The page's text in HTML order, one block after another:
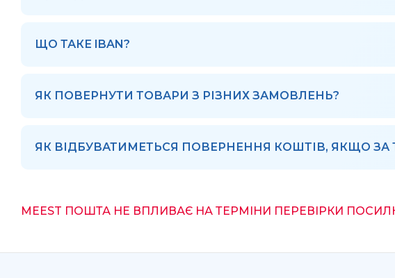
ЩО ТАКЕ IBAN?
ЯК ПОВЕРНУТИ ТОВАРИ З РІЗНИХ ЗАМОВЛЕНЬ?
ЯК ВІДБУВАТИМЕТЬСЯ ПОВЕРНЕННЯ КОШТІВ, ЯКЩО
MEEST ПОШТА НЕ ВПЛИВАЄ НА ТЕРМІНИ ПЕРЕВІРКИ